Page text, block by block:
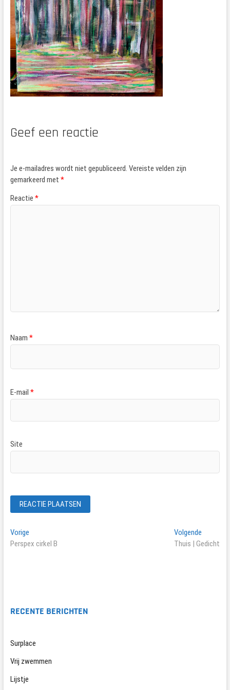
Geef een reactie
Je e-mailadres wordt niet gepubliceerd. Vereiste velden zijn
gemarkeerd met *
Reactie *
Naam *
E-mail *
Site
Bericht
navigatie
VorigeVorig
bericht:
Perspex cirkel B
Volgende
bericht:
Thuis | Gedicht
RECENTE BERICHTEN
Surplace
Vrij zwemmen
Lijstje